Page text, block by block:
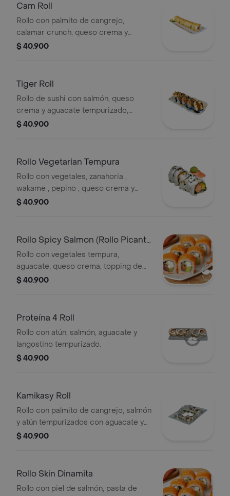
Cam Roll
Rollo con palmito de cangrejo,
calamar crunch, queso crema y
aguacate forrado con camote
$ 40.900
Tiger Roll
Rollo de sushi con salmón, queso
crema y aguacate tempurizado,
cubierto con salsa especial.
$ 40.900
Rollo Vegetarian Tempura
Rollo con vegetales, zanahoria ,
wakame , pepino , queso crema y
aguacate. .
$ 40.900
Rollo Spicy Salmon (Rollo Picante
)Rollo con vegetales tempura,
aguacate, queso crema, topping de
ajonjolí, salomn, cebollín y salsa
$ 40.900
Proteína 4 Roll
Rollo con atún, salmón, aguacate y
langostino tempurizado.
$ 40.900
Kamikasy Roll
Rollo con palmito de cangrejo, salmón
y atún tempurizados con aguacate y
masago, cubierto con semillas de
$ 40.900
Rollo Skin Dinamita
Rollo con piel de salmón, pasta de